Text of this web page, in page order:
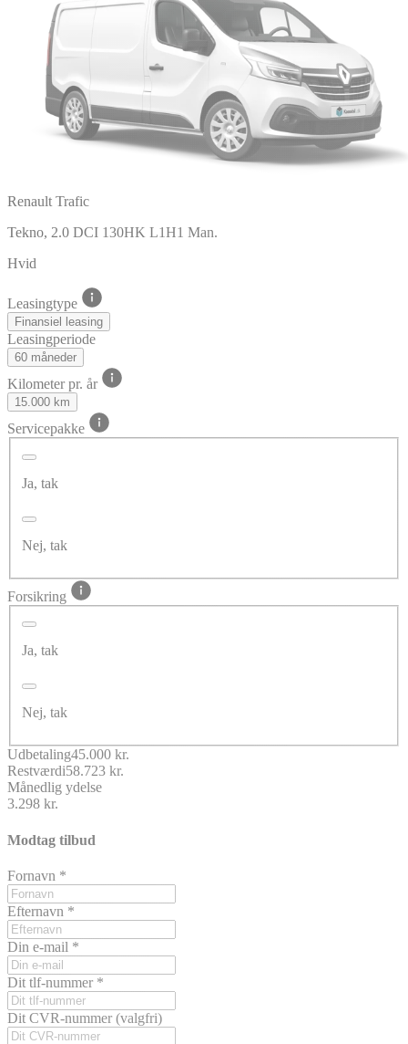
Renault Trafic
Tekno, 2.0 DCI 130HK L1H1 Man.
Hvid
Leasingtype
Finansiel leasing
Leasingperiode
60 måneder
Kilometer pr. år
15.000 km
Servicepakke
Ja, tak
Nej, tak
Forsikring
Ja, tak
Nej, tak
Udbetaling45.000 kr.
Restværdi58.723 kr.
Månedlig ydelse
3.298 kr.
Modtag tilbud
Fornavn *
Efternavn *
Din e-mail *
Dit tlf-nummer *
Dit CVR-nummer (valgfri)